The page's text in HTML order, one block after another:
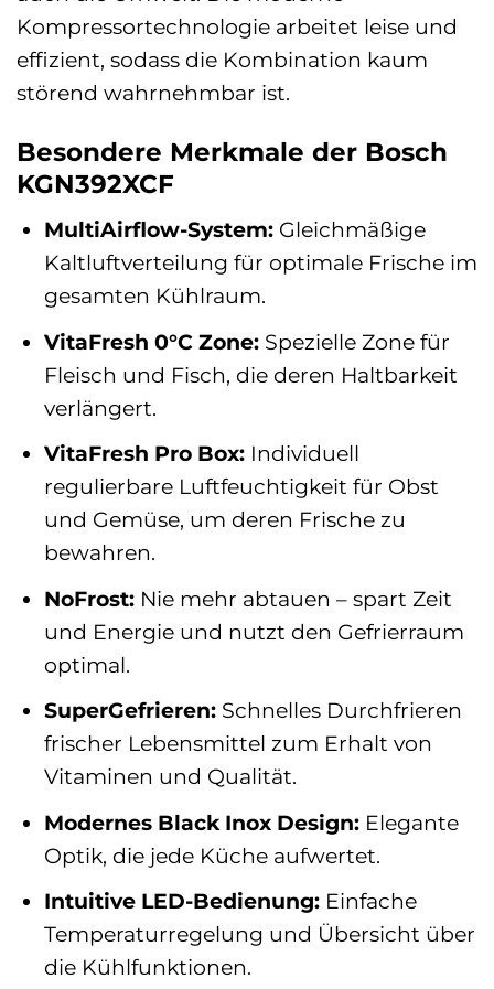
Kompressortechnologie arbeitet leise und
effizient, sodass die Kombination kaum
störend wahrnehmbar ist.
Besondere Merkmale der Bosch
KGN392XCF
MultiAirflow-System:Gleichmäßige
Kaltluftverteilung für optimale Frische im
gesamten Kühlraum.
VitaFresh 0°C Zone:Spezielle Zone für
Fleisch und Fisch, die deren Haltbarkeit
verlängert.
VitaFresh Pro Box:Individuell
regulierbare Luftfeuchtigkeit für Obst
und Gemüse, um deren Frische zu
bewahren.
NoFrost:Nie mehr abtauen – spart Zeit
und Energie und nutzt den Gefrierraum
optimal.
SuperGefrieren:Schnelles Durchfrieren
frischer Lebensmittel zum Erhalt von
Vitaminen und Qualität.
Modernes Black Inox Design:Elegante
Optik, die jede Küche aufwertet.
Intuitive LED-Bedienung:Einfache
Temperaturregelung und Übersicht über
die Kühlfunktionen.